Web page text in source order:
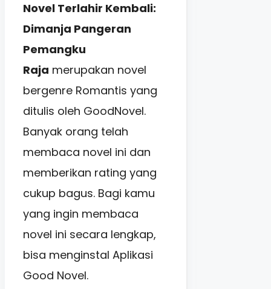
Novel Terlahir Kembali:
Dimanja Pangeran
Pemangku
Raja merupakan novel
bergenre Romantis yang
ditulis oleh GoodNovel.
Banyak orang telah
membaca novel ini dan
memberikan rating yang
cukup bagus. Bagi kamu
yang ingin membaca
novel ini secara lengkap,
bisa menginstal Aplikasi
Good Novel.